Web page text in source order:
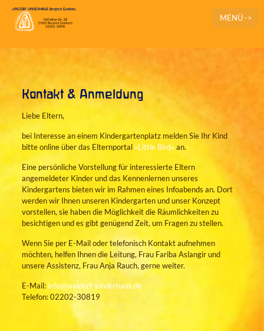
MENÜ ->
Kontakt & Anmeldung
Liebe Eltern,
bei Interesse an einem Kindergartenplatz melden Sie Ihr Kind
bitte online über das Elternportal »Little Bird« an.
Eine persönliche Vorstellung für interessierte Eltern
angemeldeter Kinder und das Kennenlernen unseres
Kindergartens bieten wir im Rahmen eines Infoabends an. Dort
werden wir Ihnen unseren Kindergarten und unser Konzept
vorstellen, sie haben die Möglichkeit die Räumlichkeiten zu
besichtigen und es gibt genügend Zeit, um Fragen zu stellen.
Wenn Sie per E-Mail oder telefonisch Kontakt aufnehmen
möchten, helfen Ihnen die Leitung, Frau Fariba Aslangir und
unsere Assistenz, Frau Anja Rauch, gerne weiter.
E-Mail:info@waldorf-kinderhaus.de
Telefon:02202-30819